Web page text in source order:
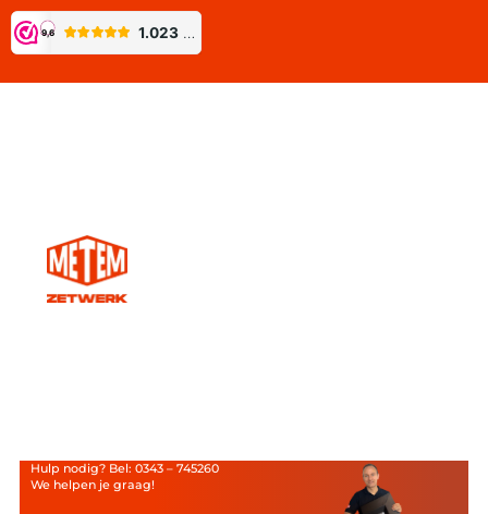
Hulp nodig? Bel: 0343 – 745260
We helpen je graag!